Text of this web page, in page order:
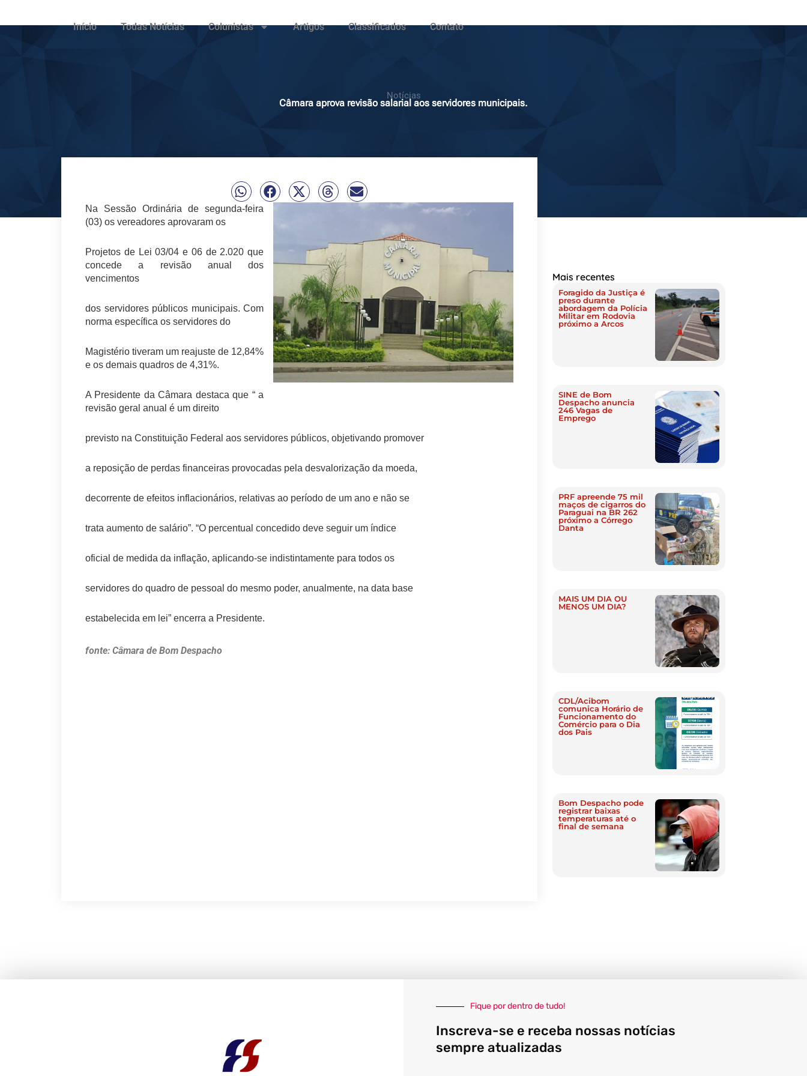
Início Todas Notícias Colunistas Artigos Classificados Contato
Notícias
Câmara aprova revisão salarial aos servidores municipais.
Na Sessão Ordinária de segunda-feira
(03) os vereadores aprovaram os
Projetos de Lei 03/04 e 06 de 2.020 que
concede a revisão anual dos
vencimentos
dos servidores públicos municipais. Com
norma específica os servidores do
Magistério tiveram um reajuste de 12,84%
e os demais quadros de 4,31%.
A Presidente da Câmara destaca que “ a
revisão geral anual é um direito
previsto na Constituição Federal aos servidores públicos, objetivando promover
a reposição de perdas financeiras provocadas pela desvalorização da moeda,
decorrente de efeitos inflacionários, relativas ao período de um ano e não se
trata aumento de salário”. “O percentual concedido deve seguir um índice
oficial de medida da inflação, aplicando-se indistintamente para todos os
servidores do quadro de pessoal do mesmo poder, anualmente, na data base
estabelecida em lei” encerra a Presidente.
fonte: Câmara de Bom Despacho
Mais recentes
Foragido da Justiça é
preso durante
abordagem da Polícia
Militar em Rodovia
próximo a Arcos
SINE de Bom
Despacho anuncia
246 Vagas de
Emprego
PRF apreende 75 mil
maços de cigarros do
Paraguai na BR 262
próximo a Córrego
Danta
MAIS UM DIA OU
MENOS UM DIA?
CDL/Acibom
comunica Horário de
Funcionamento do
Comércio para o Dia
dos Pais
Bom Despacho pode
registrar baixas
temperaturas até o
final de semana
Fique por dentro de tudo!
Inscreva-se e receba nossas notícias
sempre atualizadas